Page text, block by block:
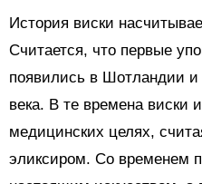
История виски
Считается, что первые
появились в Шотландии
века. В те времена виски
медицинских целях,
эликсиром. Со временем